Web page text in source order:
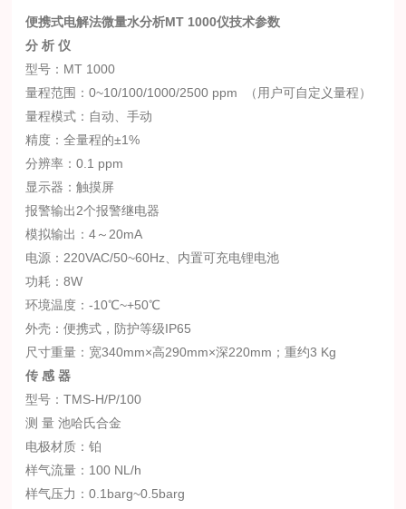
便携式电解法微量水分析MT 1000仪技术参数
分 析 仪
型号：MT 1000
量程范围：0~10/100/1000/2500 ppm （用户可自定义量程）
量程模式：自动、手动
精度：全量程的±1%
分辨率：0.1 ppm
显示器：触摸屏
报警输出2个报警继电器
模拟输出：4～20mA
电源：220VAC/50~60Hz、内置可充电锂电池
功耗：8W
环境温度：-10℃~+50℃
外壳：便携式，防护等级IP65
尺寸重量：宽340mm×高290mm×深220mm；重约3 Kg
传 感 器
型号：TMS-H/P/100
测 量 池哈氏合金
电极材质：铂
样气流量：100 NL/h
样气压力：0.1barg~0.5barg